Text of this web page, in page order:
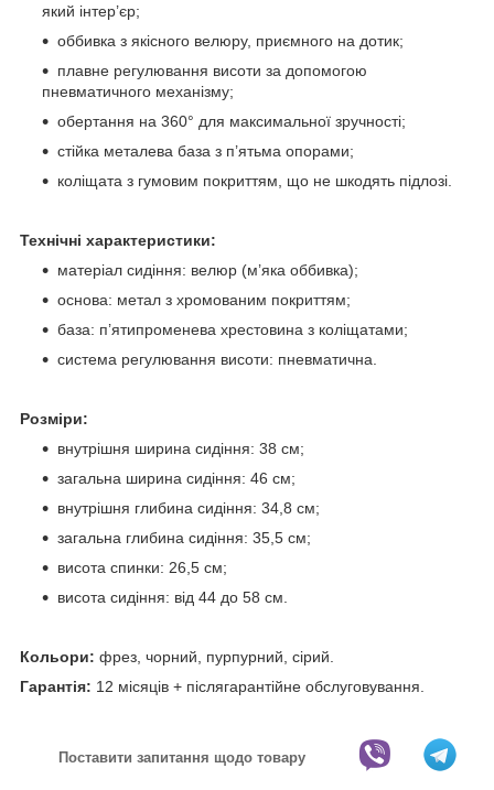
який інтер’єр;
оббивка з якісного велюру, приємного на дотик;
плавне регулювання висоти за допомогою
пневматичного механізму;
обертання на 360° для максимальної зручності;
стійка металева база з п’ятьма опорами;
коліщата з гумовим покриттям, що не шкодять підлозі.
Технічні характеристики:
матеріал сидіння: велюр (м’яка оббивка);
основа: метал з хромованим покриттям;
база: п’ятипроменева хрестовина з коліщатами;
система регулювання висоти: пневматична.
Розміри:
внутрішня ширина сидіння: 38 см;
загальна ширина сидіння: 46 см;
внутрішня глибина сидіння: 34,8 см;
загальна глибина сидіння: 35,5 см;
висота спинки: 26,5 см;
висота сидіння: від 44 до 58 см.
Кольори: фрез, чорний, пурпурний, сірий.
Гарантія: 12 місяців + післягарантійне обслуговування.
Поставити запитання щодо товару